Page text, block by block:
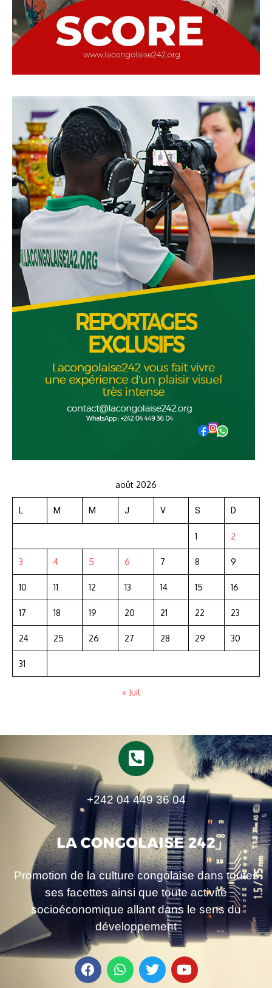
août 2026
L M M J V S D
1 2
3 4 5 6 7 8 9
10 11 12 13 14 15 16
17 18 19 20 21 22 23
24 25 26 27 28 29 30
31
« Juil
+242 04 449 36 04
Promotion de la culture congolaise dans toutes
ses facettes ainsi que toute activité
socioéconomique allant dans le sens du
développement